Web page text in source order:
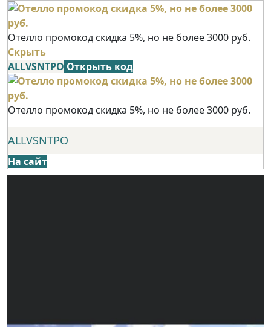
Отелло промокод скидка 5%, но не более 3000 руб.
Скрыть
ALLVSNTPO Открыть код
Отелло промокод скидка 5%, но не более 3000 руб.
ALLVSNTPO
На сайт